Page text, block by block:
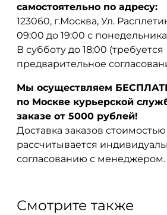
самостоятельно по адресу:
123060, г.Москва, Ул.
09:00 до 19:00 с
В субботу до 18:00 (требуется
предварительное
Мы осуществляем
по Москве курьерской
заказе от 5000 рублей!
Доставка заказов
рассчитывается
согласованию с менеджером.
Смотрите также